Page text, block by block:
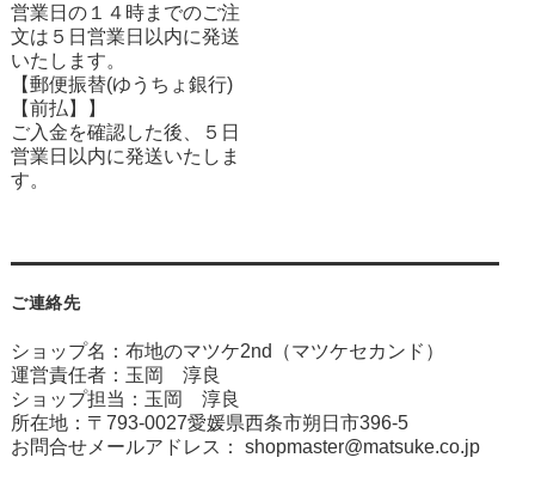
営業日の１４時までのご注
文は５日営業日以内に発送
いたします。
【郵便振替(ゆうちょ銀行)
【前払】】
ご入金を確認した後、５日
営業日以内に発送いたしま
す。
ご連絡先
ショップ名：布地のマツケ2nd（マツケセカンド）
運営責任者：玉岡 淳良
ショップ担当：玉岡 淳良
所在地：〒793-0027愛媛県西条市朔日市396-5
お問合せメールアドレス： shopmaster@matsuke.co.jp